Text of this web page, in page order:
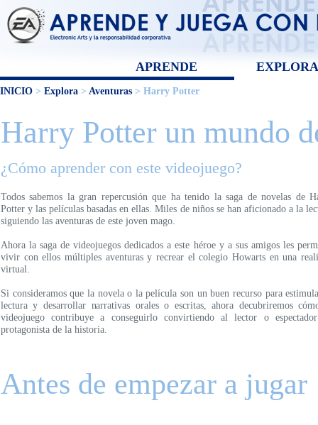
APRENDE EXPLORA
INICIO > Explora > Aventuras > Harry Potter
Harry Potter un mundo
¿Cómo aprender con este videojuego?
Todos sabemos la gran repercusión que ha tenido la saga de novelas de
Potter y las películas basadas en ellas. Miles de niños se han aficionado a la
siguiendo las aventuras de este joven mago.
Ahora la saga de videojuegos dedicados a este héroe y a sus amigos les
vivir con ellos múltiples aventuras y recrear el colegio Howarts en una
virtual.
Si consideramos que la novela o la película son un buen recurso para
lectura y desarrollar narrativas orales o escritas, ahora decubriremos
videojuego contribuye a conseguirlo convirtiendo al lector o
protagonista de la historia.
Antes de empezar a jugar